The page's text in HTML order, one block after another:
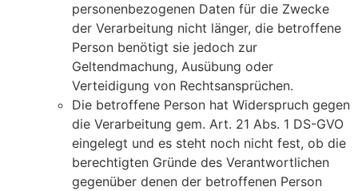
personenbezogenen Daten für die Zwecke
der Verarbeitung nicht länger, die betroffene
Person benötigt sie jedoch zur
Geltendmachung, Ausübung oder
Verteidigung von Rechtsansprüchen.
Die betroffene Person hat Widerspruch gegen
die Verarbeitung gem. Art. 21 Abs. 1 DS-GVO
eingelegt und es steht noch nicht fest, ob die
berechtigten Gründe des Verantwortlichen
gegenüber denen der betroffenen Person